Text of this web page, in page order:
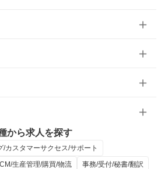
から求人を探す
/カスタマーサクセス/サポート
生産管理/購買/物流
事務/受付/秘書/翻訳